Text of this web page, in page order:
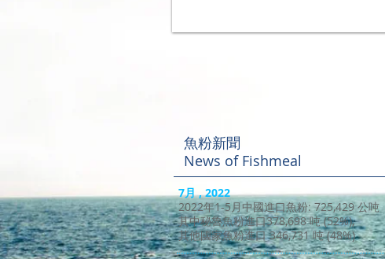
魚粉新聞
News of Fishmeal
7月 , 2022
2022年1-5月中國進口魚粉: 725,429 公吨
其中秘魯魚粉進口378,698 吨 (52%),
其他國家魚粉進口 346,731 吨 (48%)